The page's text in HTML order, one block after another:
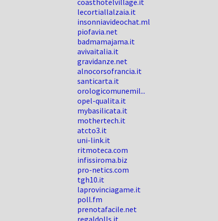
coasthotelvillage.it
lecortiallalzaia.it
insonniavideochat.ml
piofavia.net
badmamajama.it
avivaitalia.it
gravidanze.net
alnocorsofrancia.it
santicarta.it
orologicomunemil...
opel-qualita.it
mybasilicata.it
mothertech.it
atcto3.it
uni-link.it
ritmoteca.com
infissiroma.biz
pro-netics.com
tgh10.it
laprovinciagame.it
poll.fm
prenotafacile.net
regaldolls.it